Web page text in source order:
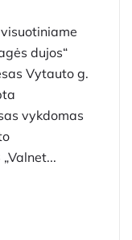
dujos“
Vytauto g.
vykdomas